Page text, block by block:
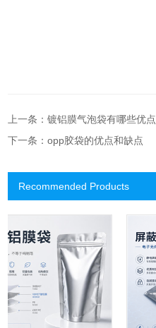
上一条：镀铝膜气泡袋有哪些优点
下一条：opp胶袋的优点和缺点
Recommended Products